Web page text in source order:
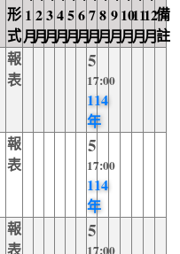
形
式
備
註
1
月
2
月
3
月
4
月
5
月
6
月
7
月
8
月
9
月
10
月
11
月
12
月
報
表
5
17:00
114
年
報
表
5
17:00
114
年
報
表
5